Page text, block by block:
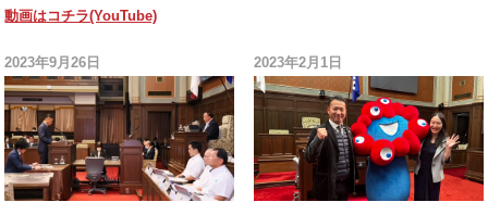
動画はコチラ(YouTube)
2023年9月26日 2023年2月1日